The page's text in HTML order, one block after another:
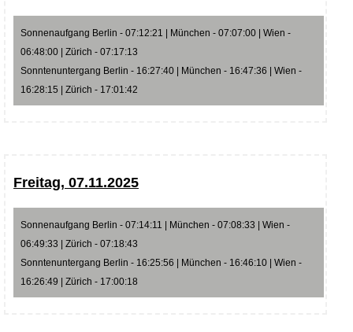
Sonnenaufgang Berlin - 07:12:21 | München - 07:07:00 | Wien -
06:48:00 | Zürich - 07:17:13
Sonntenuntergang Berlin - 16:27:40 | München - 16:47:36 | Wien -
16:28:15 | Zürich - 17:01:42
Freitag, 07.11.2025
Sonnenaufgang Berlin - 07:14:11 | München - 07:08:33 | Wien -
06:49:33 | Zürich - 07:18:43
Sonntenuntergang Berlin - 16:25:56 | München - 16:46:10 | Wien -
16:26:49 | Zürich - 17:00:18